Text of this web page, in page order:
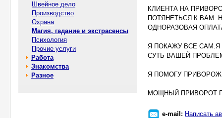
Швейное дело
Производство
Охрана
Магия, гадание и экстрасенсы
Психология
Прочие услуги
Работа
Знакомства
Разное
КЛИЕНТА НА
ПОТЯНЕТЬСЯ К ВАМ.
ОДНОРАЗОВАЯ
Я ПОКАЖУ ВСЕ САМ.Я
СУТЬ ВАШЕЙ
Я ПОМОГУ
МОЩНЫЙ ПРИВОРОТ
e-mail: Написать